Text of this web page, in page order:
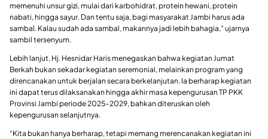
memenuhi unsur gizi, mulai dari karbohidrat, protein hewani, protein
nabati, hingga sayur. Dan tentu saja, bagi masyarakat Jambi harus ada
sambal. Kalau sudah ada sambal, makannya jadi lebih bahagia,” ujarnya
sambil tersenyum.
Lebih lanjut, Hj. Hesnidar Haris menegaskan bahwa kegiatan Jumat
Berkah bukan sekadar kegiatan seremonial, melainkan program yang
direncanakan untuk berjalan secara berkelanjutan. Ia berharap kegiatan
ini dapat terus dilaksanakan hingga akhir masa kepengurusan TP PKK
Provinsi Jambi periode 2025–2029, bahkan diteruskan oleh
kepengurusan selanjutnya.
“Kita bukan hanya berharap, tetapi memang merencanakan kegiatan ini